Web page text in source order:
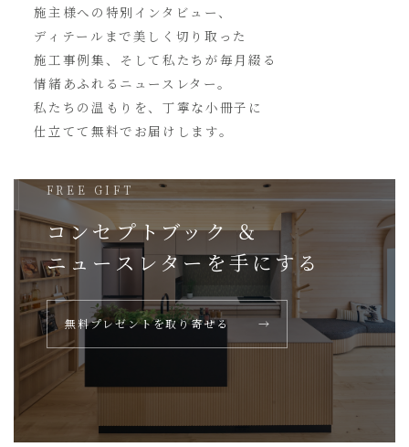
施主様への特別インタビュー、
ディテールまで美しく切り取った
施工事例集、そして私たちが毎月綴る
情緒あふれるニュースレター。
私たちの温もりを、丁寧な小冊子に
仕立てて無料でお届けします。
FREE GIFT
コンセプトブック ＆
ニュースレターを手にする
無料プレゼントを取り寄せる →